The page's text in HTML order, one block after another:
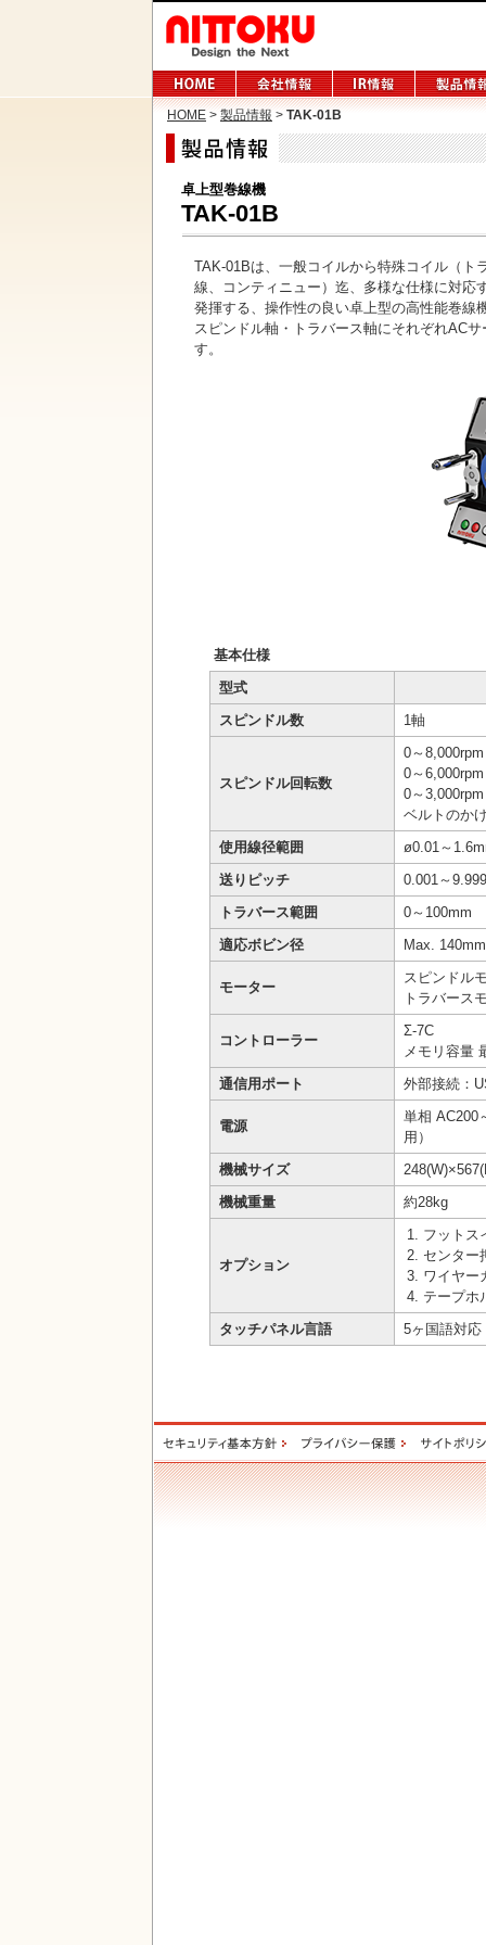
HOME > 製品情報 > TAK-01B
卓上型巻線機
TAK-01B
TAK-01Bは、一般コイルから特殊コイル（ト
線、コンティニュー）迄、多様な仕様に対応
発揮する、操作性の良い卓上型の高性能巻線
スピンドル軸・トラバース軸にそれぞれAC
す。
基本仕様
型式
スピンドル数
1軸
スピンドル回転数
0～
0～
0～
ベルトのか
使用線径範囲
ø0.01～
送りピッチ
0.001～
トラバース範囲
0～100mm
適応ボビン径
Max.
モーター
スピンドル
トラバース
コントローラー
Σ-7C
メモリ容量
通信用ポート
外部接続：
電源
単相 AC200
用）
機械サイズ
機械重量
約28kg
オプション
フットス
センター
ワイヤー
テープホ
タッチパネル言語
5ヶ国語対応